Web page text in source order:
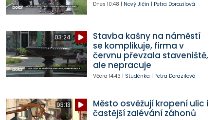
Dnes 10:48 | Nový Jičín | Petra Dorazilová
03:24
Stavba kašny na náměstí
se komplikuje, firma v
červnu převzala staveniště,
ale nepracuje
Včera 14:43 | Studénka | Petra Dorazilová
03:13
Město osvěžují kropení ulic i
častější zalévání záhonů